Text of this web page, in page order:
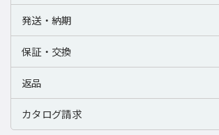
発送・納期
保証・交換
返品
カタログ請求